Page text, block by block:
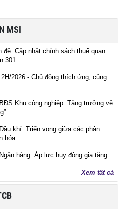
MSI
đề: Cập nhật chính sách thuế quan
301
2026 - Chủ động thích ứng, củng
Khu công nghiệp: Tăng trưởng về
khí: Triển vọng giữa các phân
hóa
hàng: Áp lực huy động gia tăng
Xem tất cả